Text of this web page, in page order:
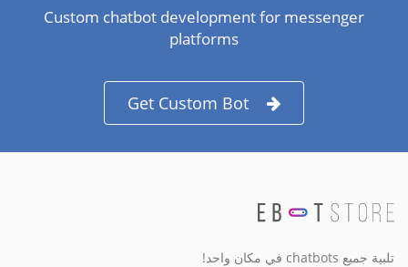
Custom chatbot development for messenger
platforms
Get Custom Bot
تلبية جميع chatbots في مكان واحد!